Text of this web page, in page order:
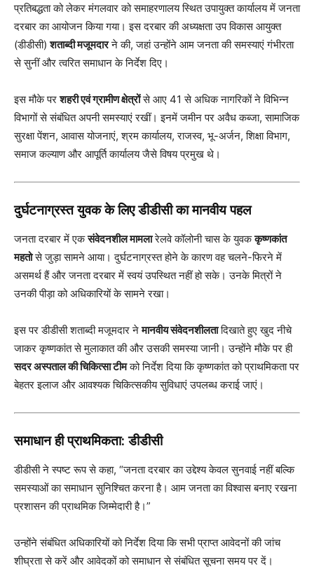
प्रतिबद्धता को लेकर मंगलवार को समाहरणालय स्थित उपायुक्त कार्यालय में जनता
दरबार का आयोजन किया गया। इस दरबार की अध्यक्षता उप विकास आयुक्त
(डीडीसी)शताब्दी मजूमदारने की, जहां उन्होंने आम जनता की समस्याएं गंभीरता
से सुनीं और त्वरित समाधान के निर्देश दिए।
इस मौके परशहरी एवं ग्रामीण क्षेत्रोंसे आए 41 से अधिक नागरिकों ने विभिन्न
विभागों से संबंधित अपनी समस्याएं रखीं। इनमें जमीन पर अवैध कब्जा, सामाजिक
सुरक्षा पेंशन, आवास योजनाएं, श्रम कार्यालय, राजस्व, भू-अर्जन, शिक्षा विभाग,
समाज कल्याण और आपूर्ति कार्यालय जैसे विषय प्रमुख थे।
दुर्घटनाग्रस्त युवक के लिए डीडीसी का मानवीय पहल
जनता दरबार में एकसंवेदनशील मामलारेलवे कॉलोनी चास के युवककृष्णकांत
महतोसे जुड़ा सामने आया। दुर्घटनाग्रस्त होने के कारण वह चलने-फिरने में
असमर्थ हैं और जनता दरबार में स्वयं उपस्थित नहीं हो सके। उनके मित्रों ने
उनकी पीड़ा को अधिकारियों के सामने रखा।
इस पर डीडीसी शताब्दी मजूमदार नेमानवीय संवेदनशीलतादिखाते हुए खुद नीचे
जाकर कृष्णकांत से मुलाकात की और उसकी समस्या जानी। उन्होंने मौके पर ही
सदर अस्पताल की चिकित्सा टीमको निर्देश दिया कि कृष्णकांत को प्राथमिकता पर
बेहतर इलाज और आवश्यक चिकित्सकीय सुविधाएं उपलब्ध कराई जाएं।
समाधान ही प्राथमिकता: डीडीसी
डीडीसी ने स्पष्ट रूप से कहा, “जनता दरबार का उद्देश्य केवल सुनवाई नहीं बल्कि
समस्याओं का समाधान सुनिश्चित करना है। आम जनता का विश्वास बनाए रखना
प्रशासन की प्राथमिक जिम्मेदारी है।”
उन्होंने संबंधित अधिकारियों को निर्देश दिया कि सभी प्राप्त आवेदनों की जांच
शीघ्रता से करें और आवेदकों को समाधान से संबंधित सूचना समय पर दें।